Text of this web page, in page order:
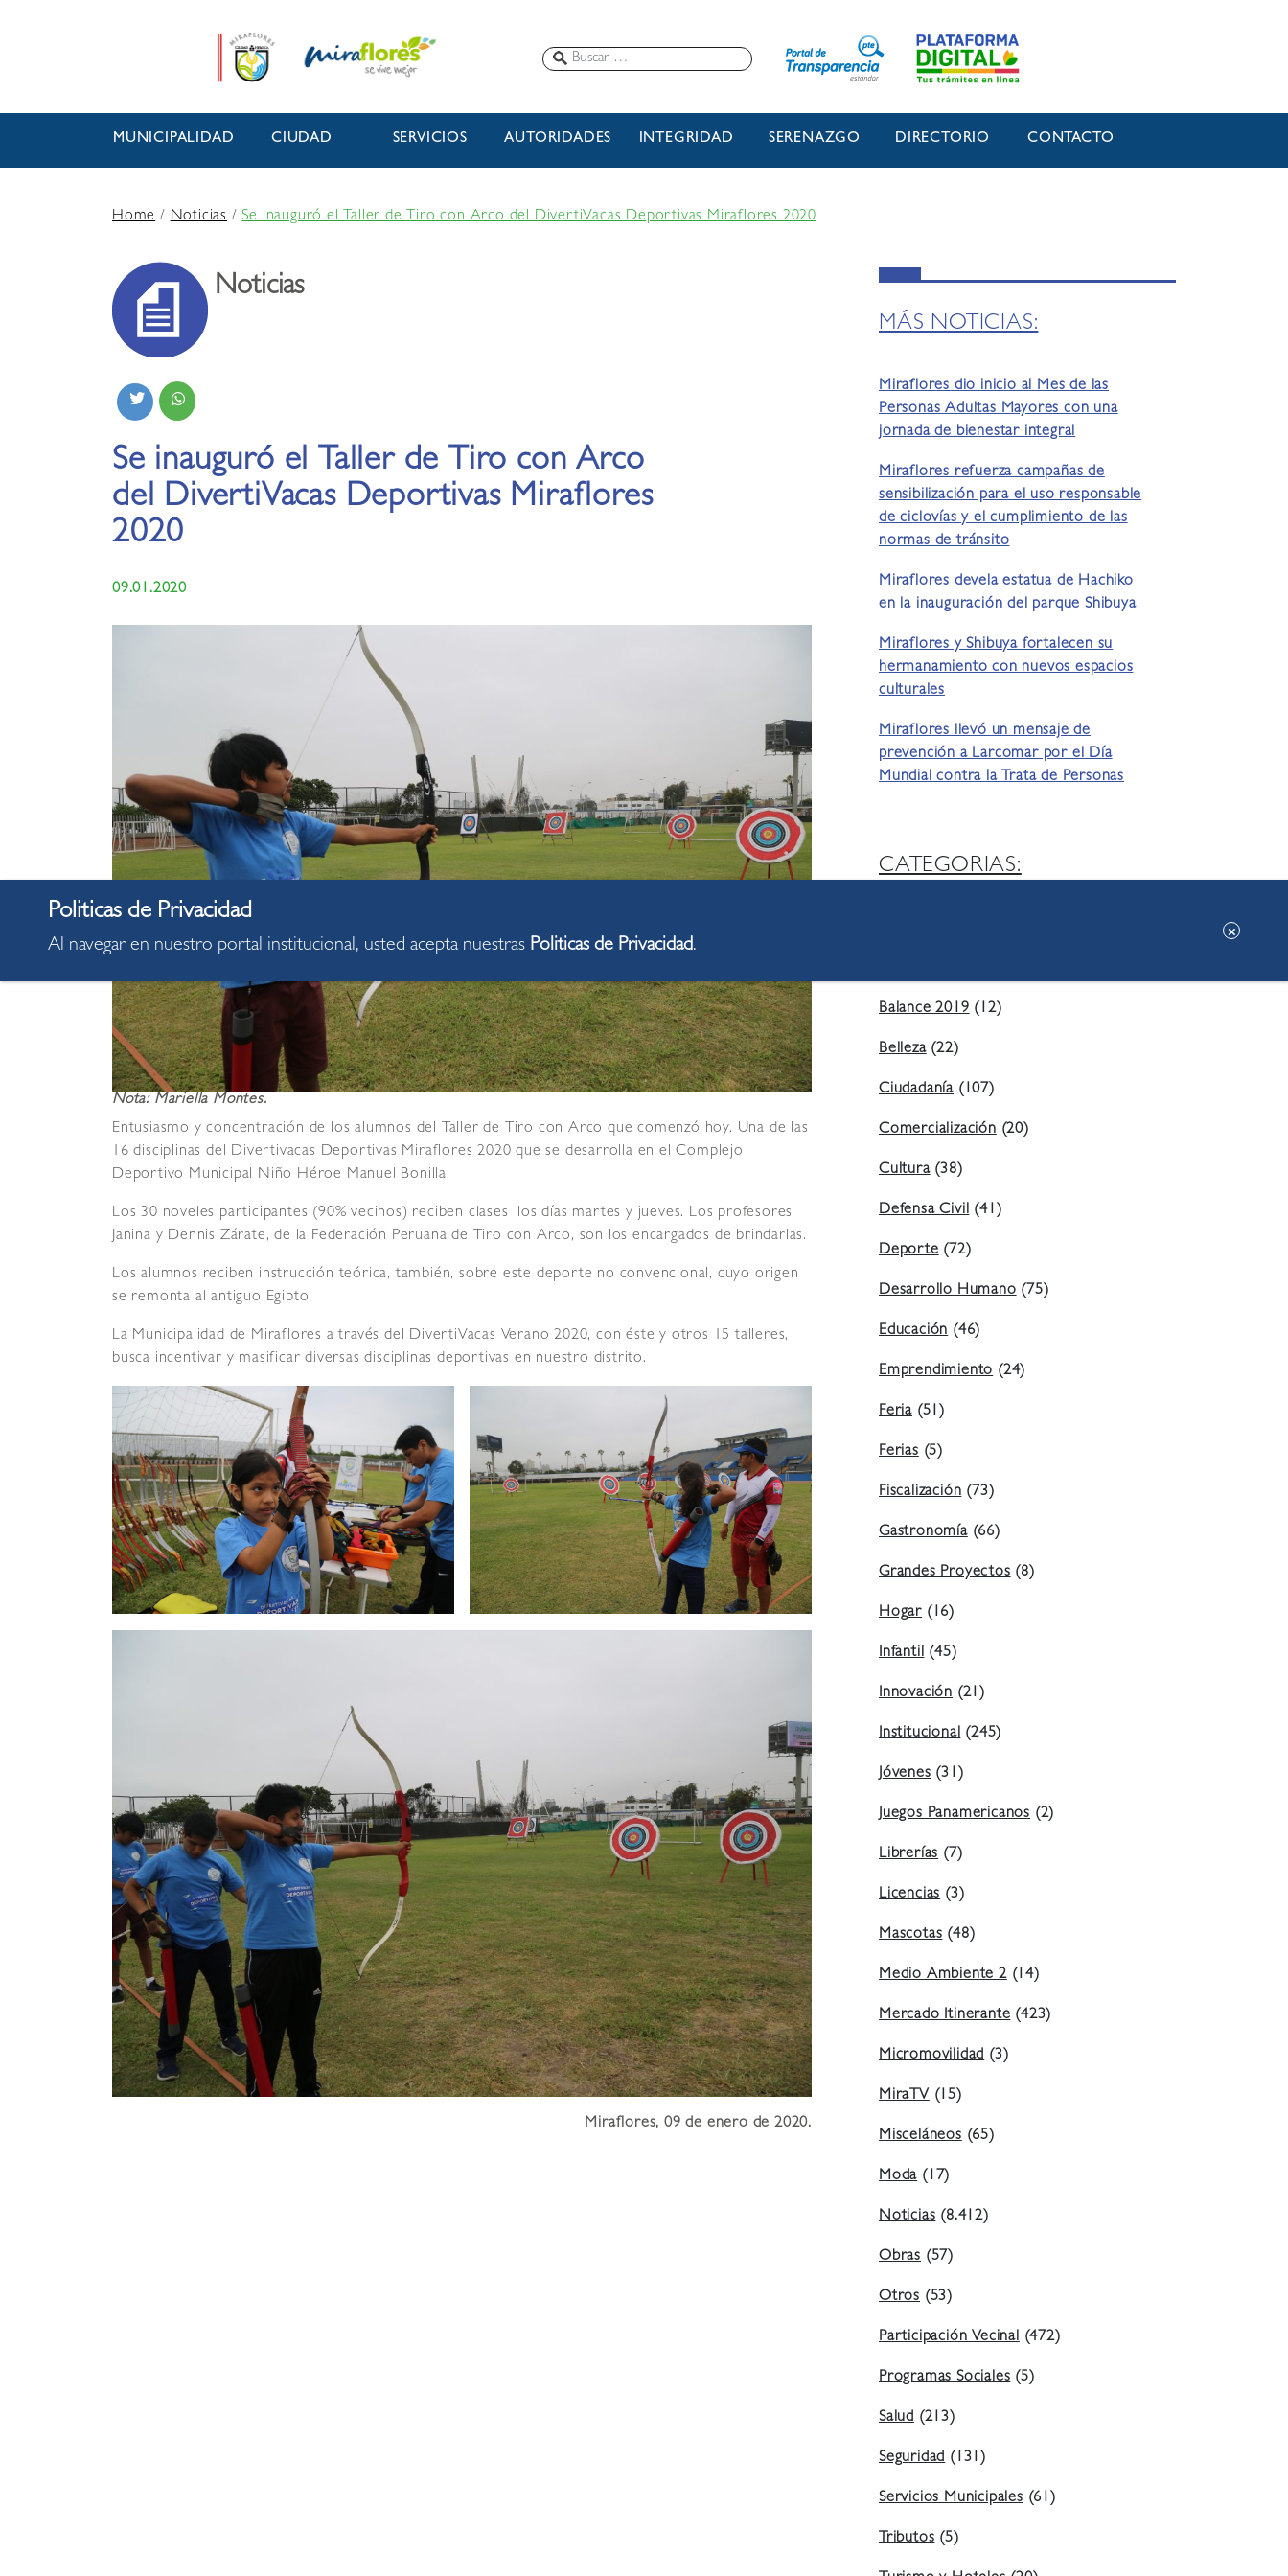
MUNICIPALIDAD CIUDAD SERVICIOS AUTORIDADES INTEGRIDAD SERENAZGO DIRECTORIO CONTACTO
Home/Noticias /Se inauguró el Taller de Tiro con Arco del DivertiVacas Deportivas Miraflores 2020
Noticias
Se inauguró el Taller de Tiro con Arco
del DivertiVacas Deportivas Miraflores
2020
09.01.2020
Nota: Mariella Montes.
Entusiasmo y concentración de los alumnos del Taller de Tiro con Arco que comenzó hoy. Una de las
16 disciplinas del Divertivacas Deportivas Miraflores 2020 que se desarrolla en el Complejo
Deportivo Municipal Niño Héroe Manuel Bonilla.
Los 30 noveles participantes (90% vecinos) reciben clases los días martes y jueves. Los profesores
Janina y Dennis Zárate, de la Federación Peruana de Tiro con Arco, son los encargados de brindarlas.
Los alumnos reciben instrucción teórica, también, sobre este deporte no convencional, cuyo origen
se remonta al antiguo Egipto.
La Municipalidad de Miraflores a través del DivertiVacas Verano 2020, con éste y otros 15 talleres,
busca incentivar y masificar diversas disciplinas deportivas en nuestro distrito.
Miraflores, 09 de enero de 2020.
MÁS NOTICIAS:
Miraflores dio inicio al Mes de las
Personas Adultas Mayores con una
jornada de bienestar integral
Miraflores refuerza campañas de
sensibilización para el uso responsable
de ciclovías y el cumplimiento de las
normas de tránsito
Miraflores devela estatua de Hachiko
en la inauguración del parque Shibuya
Miraflores y Shibuya fortalecen su
hermanamiento con nuevos espacios
culturales
Miraflores llevó un mensaje de
prevención a Larcomar por el Día
Mundial contra la Trata de Personas
CATEGORIAS:
Balance 2019(12)
Belleza(22)
Ciudadanía (107)
Comercialización(20)
Cultura(38)
Defensa Civil(41)
Deporte(72)
Desarrollo Humano(75)
Educación(46)
Emprendimiento(24)
Feria (51)
Ferias(5)
Fiscalización(73)
Gastronomía(66)
Grandes Proyectos(8)
Hogar (16)
Infantil(45)
Innovación (21)
Institucional(245)
Jóvenes(31)
Juegos Panamericanos (2)
Librerías(7)
Licencias(3)
Mascotas(48)
Medio Ambiente 2(14)
Mercado Itinerante(423)
Micromovilidad(3)
MiraTV(15)
Misceláneos(65)
Moda(17)
Noticias(8.412)
Obras (57)
Otros (53)
Participación Vecinal(472)
Programas Sociales(5)
Salud (213)
Seguridad(131)
Servicios Municipales(61)
Tributos(5)
Al navegar en nuestro portal institucional, usted acepta nuestras Politicas de Privacidad.